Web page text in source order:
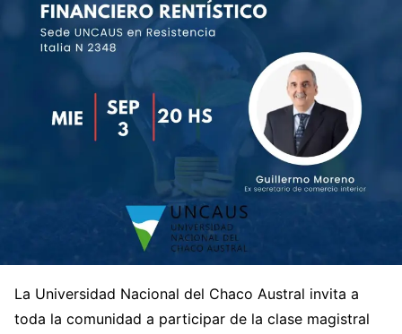
La Universidad Nacional del Chaco Austral invita a
toda la comunidad a participar de la clase magistral